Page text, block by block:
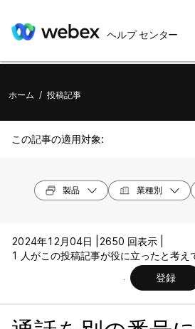
ヘルプ センター
ホーム / 投稿記事
この記事の適用対象:
製品 業種別
2024年12月04日 |
2650 回表示 |
1 人がこの投稿記事が役に立ったと考え
登録